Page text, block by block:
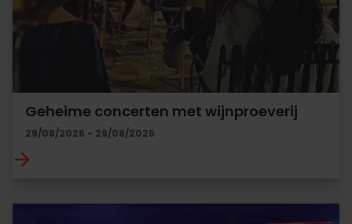
Geheime concerten met wijnproeverij
29/08/2026 - 29/08/2026